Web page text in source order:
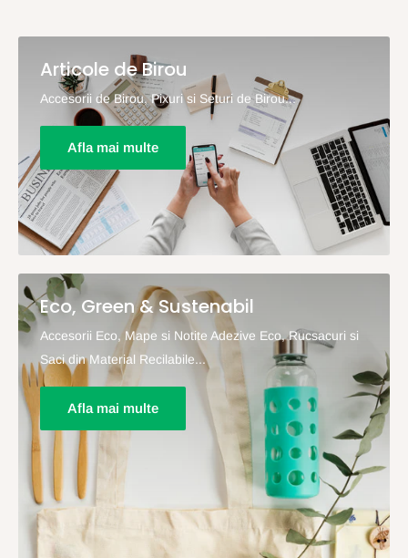
Articole de Birou
Accesorii de Birou, Pixuri si Seturi de Birou...
Afla mai multe
Eco, Green & Sustenabil
Accesorii Eco, Mape si Notite Adezive Eco, Rucsacuri si
Saci din Material Recilabile...
Afla mai multe